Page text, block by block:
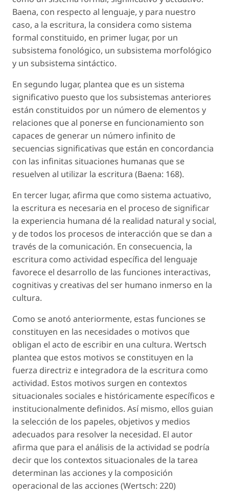
Baena, con respecto al lenguaje, y para nuestro
caso, a la escritura, la considera como sistema
formal constituido, en primer lugar, por un
subsistema fonológico, un subsistema morfológico
y un subsistema sintáctico.
En segundo lugar, plantea que es un sistema
significativo puesto que los subsistemas anteriores
están constituidos por un número de elementos y
relaciones que al ponerse en funcionamiento son
capaces de generar un número infinito de
secuencias significativas que están en concordancia
con las infinitas situaciones humanas que se
resuelven al utilizar la escritura (Baena: 168).
En tercer lugar, afirma que como sistema actuativo,
la escritura es necesaria en el proceso de significar
la experiencia humana dé la realidad natural y social,
y de todos los procesos de interacción que se dan a
través de la comunicación. En consecuencia, la
escritura como actividad específica del lenguaje
favorece el desarrollo de las funciones interactivas,
cognitivas y creativas del ser humano inmerso en la
cultura.
Como se anotó anteriormente, estas funciones se
constituyen en las necesidades o motivos que
obligan el acto de escribir en una cultura. Wertsch
plantea que estos motivos se constituyen en la
fuerza directriz e integradora de la escritura como
actividad. Estos motivos surgen en contextos
situacionales sociales e históricamente específicos e
institucionalmente definidos. Así mismo, ellos guian
la selección de los papeles, objetivos y medios
adecuados para resolver la necesidad. El autor
afirma que para el análisis de la actividad se podría
decir que los contextos situacionales de la tarea
determinan las acciones y la composición
operacional de las acciones (Wertsch: 220)